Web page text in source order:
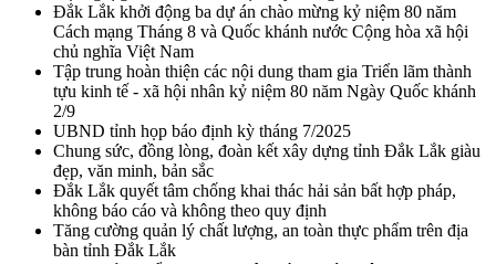
Đắk Lắk khởi động ba dự án chào mừng kỷ niệm 80 năm
Cách mạng Tháng 8 và Quốc khánh nước Cộng hòa xã hội
chủ nghĩa Việt Nam
Tập trung hoàn thiện các nội dung tham gia Triển lãm thành
tựu kinh tế - xã hội nhân kỷ niệm 80 năm Ngày Quốc khánh
2/9
UBND tỉnh họp báo định kỳ tháng 7/2025
Chung sức, đồng lòng, đoàn kết xây dựng tỉnh Đắk Lắk giàu
đẹp, văn minh, bản sắc
Đắk Lắk quyết tâm chống khai thác hải sản bất hợp pháp,
không báo cáo và không theo quy định
Tăng cường quản lý chất lượng, an toàn thực phẩm trên địa
bàn tỉnh Đắk Lắk